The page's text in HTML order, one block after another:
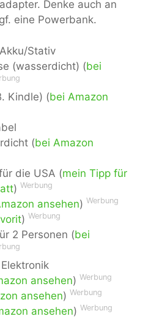
Denke auch an
eine Powerbank.
Stativ
(wasserdicht) (bei
Kindle) (bei Amazon
(bei Amazon
die USA (mein Tipp für
) Werbung
ansehen) Werbung
) Werbung
2 Personen (bei
ansehen) Werbung
ansehen) Werbung
ansehen) Werbung